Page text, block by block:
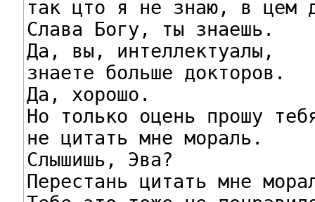
так цто я не знаю, в цем
Слава Богу, ты знаешь.
Да, вы, интеллектуалы,
знаете больше докторов.
Да, хорошо.
Но только оцень прошу
не цитать мне мораль.
Слышишь, Эва?
Перестань цитать мне